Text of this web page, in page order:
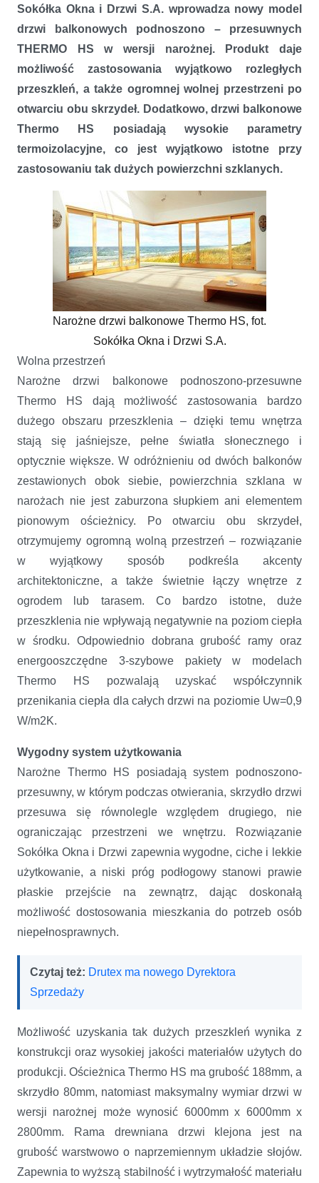
Sokółka Okna i Drzwi S.A. wprowadza nowy model
drzwi balkonowych podnoszono – przesuwnych
THERMO HS w wersji narożnej. Produkt daje
możliwość zastosowania wyjątkowo rozległych
przeszkleń, a także ogromnej wolnej przestrzeni po
otwarciu obu skrzydeł. Dodatkowo, drzwi balkonowe
Thermo HS posiadają wysokie parametry
termoizolacyjne, co jest wyjątkowo istotne przy
zastosowaniu tak dużych powierzchni szklanych.
Narożne drzwi balkonowe Thermo HS, fot.
Sokółka Okna i Drzwi S.A.
Wolna przestrzeń
Narożne drzwi balkonowe podnoszono-przesuwne
Thermo HS dają możliwość zastosowania bardzo
dużego obszaru przeszklenia – dzięki temu wnętrza
stają się jaśniejsze, pełne światła słonecznego i
optycznie większe. W odróżnieniu od dwóch balkonów
zestawionych obok siebie, powierzchnia szklana w
narożach nie jest zaburzona słupkiem ani elementem
pionowym ościeżnicy. Po otwarciu obu skrzydeł,
otrzymujemy ogromną wolną przestrzeń – rozwiązanie
w wyjątkowy sposób podkreśla akcenty
architektoniczne, a także świetnie łączy wnętrze z
ogrodem lub tarasem. Co bardzo istotne, duże
przeszklenia nie wpływają negatywnie na poziom ciepła
w środku. Odpowiednio dobrana grubość ramy oraz
energooszczędne 3-szybowe pakiety w modelach
Thermo HS pozwalają uzyskać współczynnik
przenikania ciepła dla całych drzwi na poziomie Uw=0,9
W/m2K.
Wygodny system użytkowania
Narożne Thermo HS posiadają system podnoszono-
przesuwny, w którym podczas otwierania, skrzydło drzwi
przesuwa się równolegle względem drugiego, nie
ograniczając przestrzeni we wnętrzu. Rozwiązanie
Sokółka Okna i Drzwi zapewnia wygodne, ciche i lekkie
użytkowanie, a niski próg podłogowy stanowi prawie
płaskie przejście na zewnątrz, dając doskonałą
możliwość dostosowania mieszkania do potrzeb osób
niepełnosprawnych.
Czytaj też: Drutex ma nowego Dyrektora
Sprzedaży
Możliwość uzyskania tak dużych przeszkleń wynika z
konstrukcji oraz wysokiej jakości materiałów użytych do
produkcji. Ościeżnica Thermo HS ma grubość 188mm, a
skrzydło 80mm, natomiast maksymalny wymiar drzwi w
wersji narożnej może wynosić 6000mm x 6000mm x
2800mm. Rama drewniana drzwi klejona jest na
grubość warstwowo o naprzemiennym układzie słojów.
Zapewnia to wyższą stabilność i wytrzymałość materiału